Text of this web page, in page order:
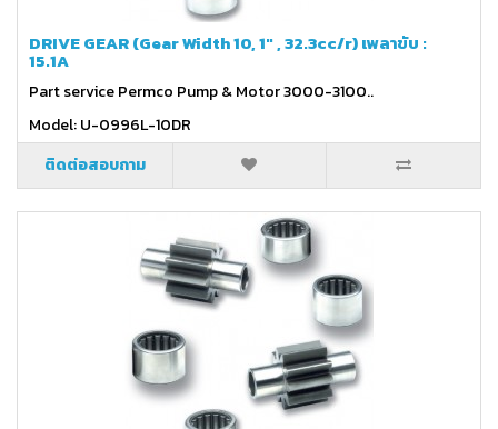
DRIVE GEAR (Gear Width 10, 1" , 32.3cc/r) เพลาขับ :
15.1A
Part service Permco Pump & Motor 3000-3100..
Model: U-0996L-10DR
ติดต่อสอบถาม